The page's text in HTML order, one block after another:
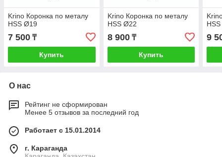
Krino Коронка по металу
HSS Ø19
7 500 ₸
Купить
Krino Коронка по металу
HSS Ø22
8 900₸
Купить
9
О нас
Рейтинг не сформирован
Менее 5 отзывов за последний год
Работает с 15.01.2014
г. Караганда